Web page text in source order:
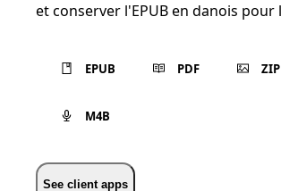
et conserver l'EPUB en danois pour
EPUB PDF ZIP
M4B
See client apps